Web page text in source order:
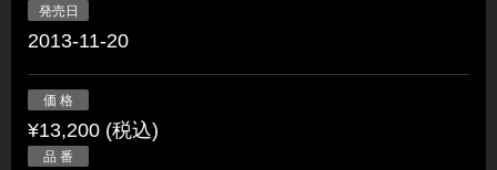
発売日
2013-11-20
価 格
¥13,200 (税込)
品 番